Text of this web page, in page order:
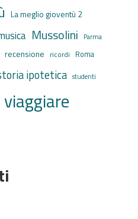
La meglio gioventù 2
Mussolini Parma
recensione ricordi Roma
ipotetica studenti
viaggiare